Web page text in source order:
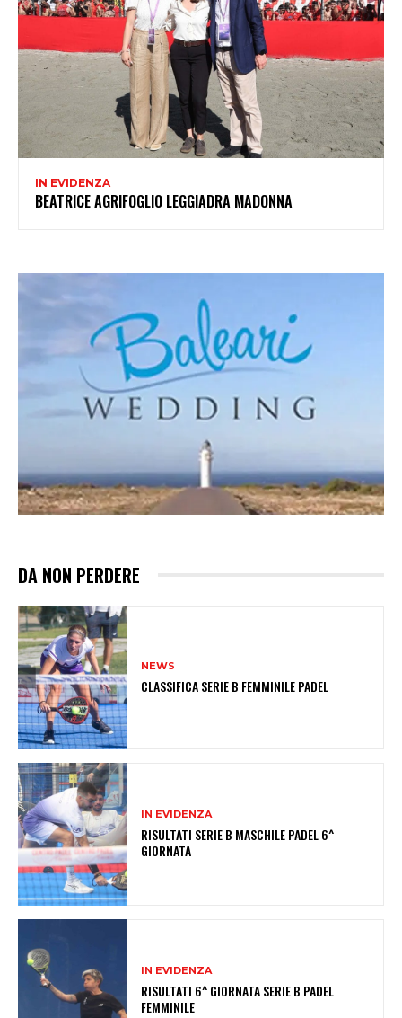
IN EVIDENZA
BEATRICE AGRIFOGLIO LEGGIADRA MADONNA
DA NON PERDERE
NEWS
CLASSIFICA SERIE B FEMMINILE PADEL
IN EVIDENZA
RISULTATI SERIE B MASCHILE PADEL 6^
GIORNATA
IN EVIDENZA
RISULTATI 6^ GIORNATA SERIE B PADEL
FEMMINILE